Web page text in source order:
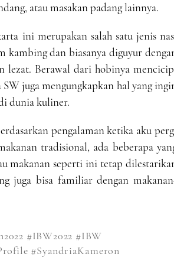
atau masakan padang lainnya.
ini merupakan salah satu jenis
kambing dan biasanya diguyur
lezat. Berawal dari hobinya
juga mengungkapkan hal yang
dunia kuliner.
pengalaman ketika aku
tradisional, ada beberapa
makanan seperti ini tetap
juga bisa familiar dengan
#IBW2022 #IBW
#SyandriaKameron